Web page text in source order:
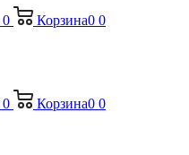
0 Корзина0 0
0 Корзина0 0